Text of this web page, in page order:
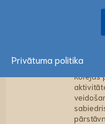
Korejas
Privātuma politika